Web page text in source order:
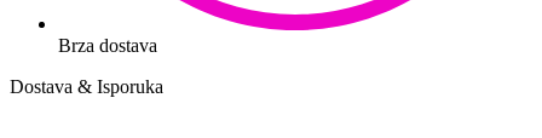
Brza dostava
Dostava & Isporuka